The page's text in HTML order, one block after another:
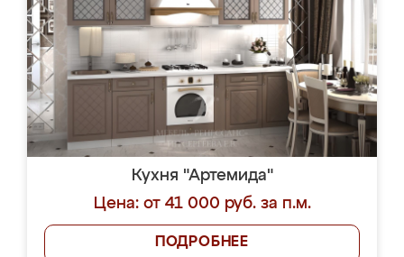
Кухня "Артемида"
Цена: от 41 000 руб. за п.м.
ПОДРОБНЕЕ